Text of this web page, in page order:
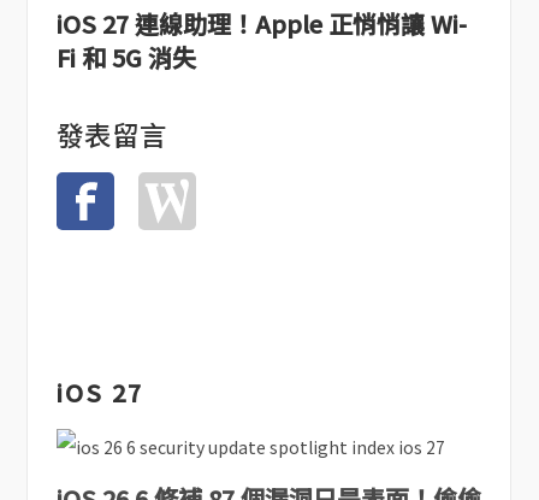
iOS 27 連線助理！Apple 正悄悄讓 Wi-
Fi 和 5G 消失
發表留言
iOS 27